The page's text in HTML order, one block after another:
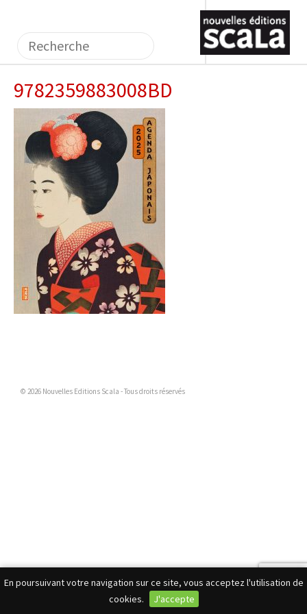
En poursuivant votre navigation sur ce site, vous acceptez l'utilisation de
cookies.
J'accepte
9782359883008BD
© 2026 Nouvelles Editions Scala - Tous droits réservés